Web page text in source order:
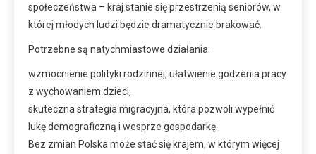
społeczeństwa – kraj stanie się przestrzenią seniorów, w
której młodych ludzi będzie dramatycznie brakować.
Potrzebne są natychmiastowe działania:
wzmocnienie polityki rodzinnej, ułatwienie godzenia pracy
z wychowaniem dzieci,
skuteczna strategia migracyjna, która pozwoli wypełnić
lukę demograficzną i wesprze gospodarkę.
Bez zmian Polska może stać się krajem, w którym więcej